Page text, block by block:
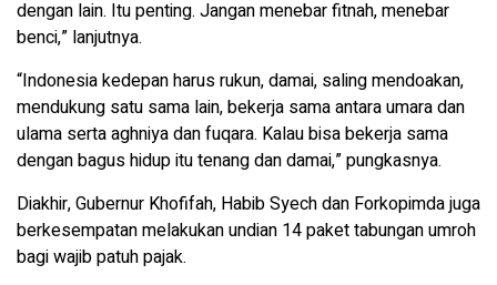
dengan lain. Itu penting. Jangan menebar fitnah, menebar
benci,” lanjutnya.
“Indonesia kedepan harus rukun, damai, saling mendoakan,
mendukung satu sama lain, bekerja sama antara umara dan
ulama serta aghniya dan fuqara. Kalau bisa bekerja sama
dengan bagus hidup itu tenang dan damai,” pungkasnya.
Diakhir, Gubernur Khofifah, Habib Syech dan Forkopimda juga
berkesempatan melakukan undian 14 paket tabungan umroh
bagi wajib patuh pajak.